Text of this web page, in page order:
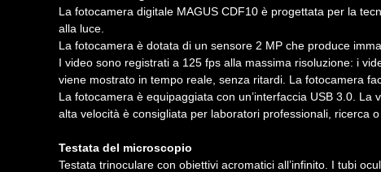
La fotocamera digitale MAGUS CDF10 è progettata per la
alla luce.
La fotocamera è dotata di un sensore 2 MP che produce
I video sono registrati a 125 fps alla massima risoluzione: i
viene mostrato in tempo reale, senza ritardi. La fotocamera
La fotocamera è equipaggiata con un’interfaccia USB 3.0.
alta velocità è consigliata per laboratori professionali, ricerca
Testata del microscopio
Testata trinoculare con obiettivi acromatici all’infinito. I tubi